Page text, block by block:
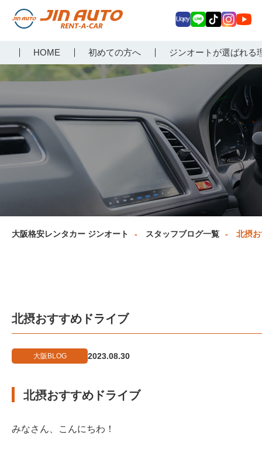
らジンオートレンタカー
HOME 初めての方へ ジンオートが選ばれる
ey E
Tokagr
am
uT
ub
大阪格安レンタカー ジンオート スタッフブログ一覧 北摂
北摂おすすめドライブ
大阪BLOG 2023.08.30
北摂おすすめドライブ
みなさん、こんにちわ！